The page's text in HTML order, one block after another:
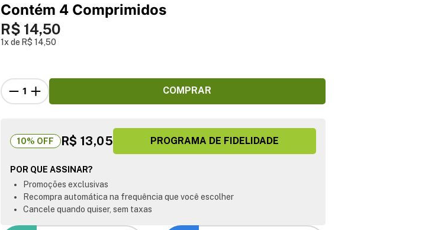
Contém 4 Comprimidos
R$ 14,50
1 R$ 14,50
COMPRAR
10% OFF R$ 13,05 PROGRAMA DE FIDELIDADE
POR QUE ASSINAR?
Promoções exclusivas
Recompra automática na frequência que você escolher
Cancele quando quiser, sem taxas